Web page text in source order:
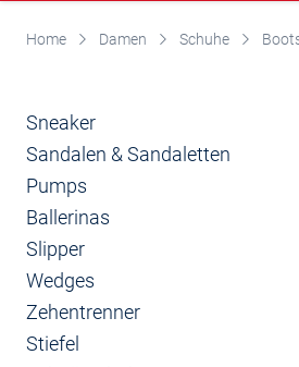
Home Damen Schuhe
Sneaker
Sandalen & Sandaletten
Pumps
Ballerinas
Slipper
Wedges
Zehentrenner
Stiefel